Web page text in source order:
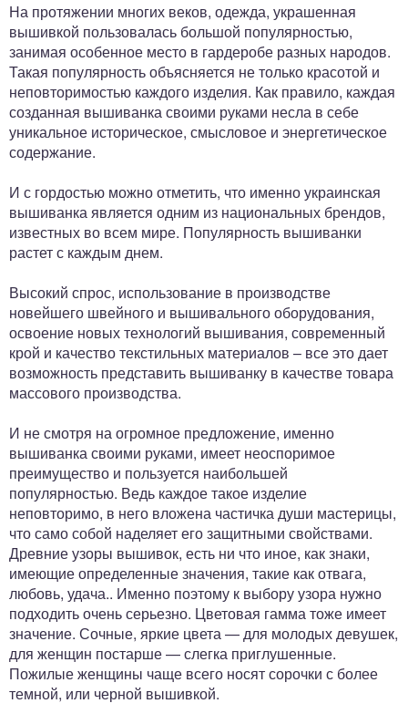
На протяжении многих веков, одежда, украшенная
вышивкой пользовалась большой популярностью,
занимая особенное место в гардеробе разных народов.
Такая популярность объясняется не только красотой и
неповторимостью каждого изделия. Как правило, каждая
созданная вышиванка своими руками несла в себе
уникальное историческое, смысловое и энергетическое
содержание.
И с гордостью можно отметить, что именно украинская
вышиванка является одним из национальных брендов,
известных во всем мире. Популярность вышиванки
растет с каждым днем.
Высокий спрос, использование в производстве
новейшего швейного и вышивального оборудования,
освоение новых технологий вышивания, современный
крой и качество текстильных материалов – все это дает
возможность представить вышиванку в качестве товара
массового производства.
И не смотря на огромное предложение, именно
вышиванка своими руками, имеет неоспоримое
преимущество и пользуется наибольшей
популярностью. Ведь каждое такое изделие
неповторимо, в него вложена частичка души мастерицы,
что само собой наделяет его защитными свойствами.
Древние узоры вышивок, есть ни что иное, как знаки,
имеющие определенные значения, такие как отвага,
любовь, удача.. Именно поэтому к выбору узора нужно
подходить очень серьезно. Цветовая гамма тоже имеет
значение. Сочные, яркие цвета — для молодых девушек,
для женщин постарше — слегка приглушенные.
Пожилые женщины чаще всего носят сорочки с более
темной, или черной вышивкой.